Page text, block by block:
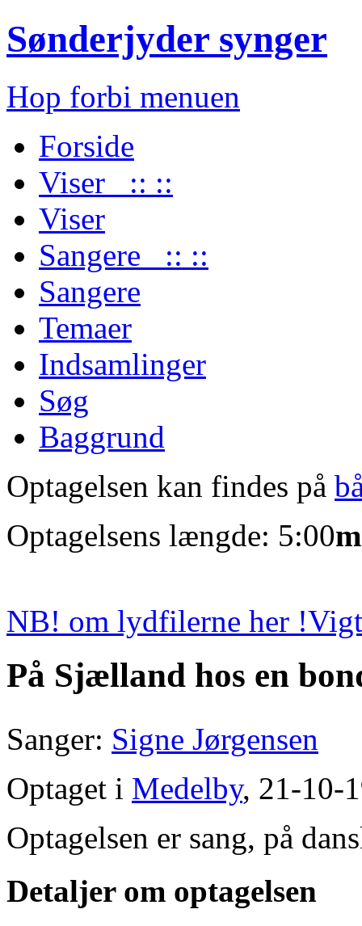
Sønderjyder synger
Hop forbi menuen
Forside
Viser :: ::
Viser
Sangere :: ::
Sangere
Temaer
Indsamlinger
Søg
Baggrund
Optagelsen kan findes på
Optagelsens længde: 5:00
NB! om lydfilerne her !
På Sjælland hos en
Sanger: Signe Jørgensen
Optaget i Medelby, 21-10-
Optagelsen er sang, på
Detaljer om optagelsen